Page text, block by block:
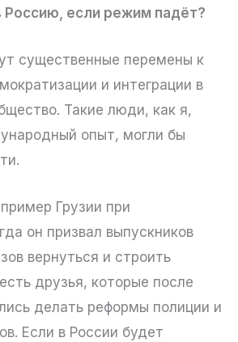
Россию, если режим падёт?
существенные перемены к
и интеграции в
Такие люди, как я,
опыт, могли бы
Грузии при
он призвал выпускников
вернуться и строить
друзья, которые после
делать реформы полиции и
Если в России будет